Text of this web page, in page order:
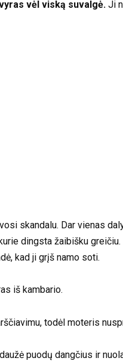
vėl viską suvalgė. Ji
skandalu. Dar vienas
dingsta žaibišku
kad ji grįš namo soti.
iš kambario.
todėl moteris
puodų dangčius ir